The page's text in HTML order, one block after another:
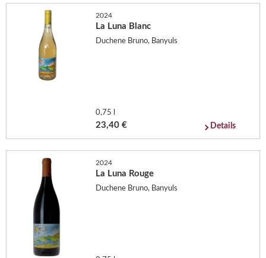
2024
La Luna Blanc
Duchene Bruno, Banyuls
0,75 l
23,40 € Details
2024
La Luna Rouge
Duchene Bruno, Banyuls